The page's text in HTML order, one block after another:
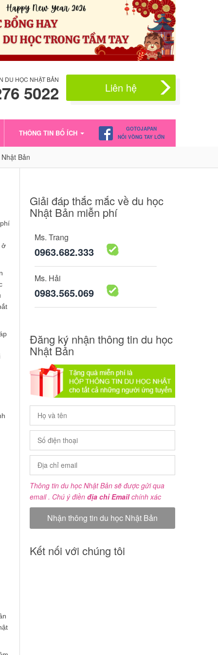
DU HỌC NHẬT BẢN
5022 Liên hệ
THÔNG TIN BỔ ÍCH
GOTOJAPAN
NỐI VÒNG TAY LỚN
Bản
ở
Giải đáp thắc mắc về du học
Nhật Bản miễn phí
Ms. Trang
0963.682.333
Ms. Hải
0983.565.069
Đăng ký nhận thông tin du học
Nhật Bản
Thông tin du học Nhật Bản sẽ được gửi qua
email . Chú ý điền địa chỉ Emailchính xác
Kết nối với chúng tôi